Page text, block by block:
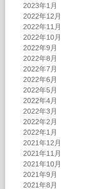
2023年1月
2022年12月
2022年11月
2022年10月
2022年9月
2022年8月
2022年7月
2022年6月
2022年5月
2022年4月
2022年3月
2022年2月
2022年1月
2021年12月
2021年11月
2021年10月
2021年9月
2021年8月